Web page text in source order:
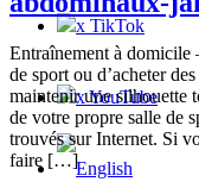
x TikTok
x YouTube
Entraînement à domicile
de sport ou d’acheter
maintenir une silhouette
de votre propre salle de
trouvés sur Internet. Si
faire […]